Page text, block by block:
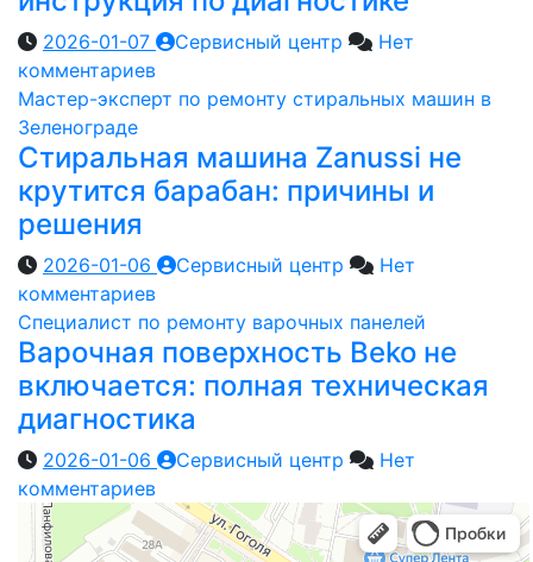
2026-01-07 Сервисный центр
Нет
комментариев
Мастер-эксперт по ремонту стиральных машин в
Зеленограде
Стиральная машина Zanussi не
крутится барабан: причины и
решения
2026-01-06 Сервисный центр
Нет
комментариев
Специалист по ремонту варочных панелей
Варочная поверхность Beko не
включается: полная техническая
диагностика
2026-01-06 Сервисный центр
Нет
комментариев